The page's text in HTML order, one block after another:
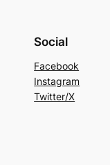
Social
Facebook
Instagram
Twitter/X